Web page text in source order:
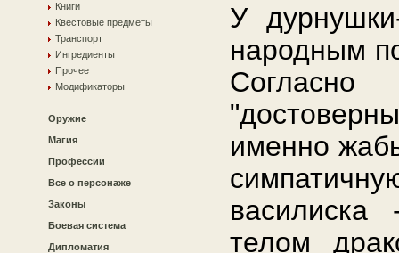
Книги
Квестовые предметы
Транспорт
Ингредиенты
Прочее
Модификаторы
Оружие
Магия
Профессии
Все о персонаже
Законы
Боевая система
Дипломатия
У
народным
именно
василиска
телом